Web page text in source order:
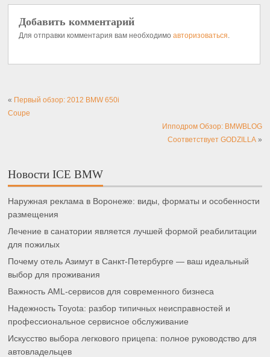
Добавить комментарий
Для отправки комментария вам необходимоавторизоваться
« Первый обзор: 2012 BMW 650i
Coupe
Ипподром Обзор: BMWBLOG
Соответствует GODZILLA»
Новости ICE BMW
Наружная реклама в Воронеже: виды, форматы и особенности
размещения
Лечение в санатории является лучшей формой реабилитации
для пожилых
Почему отель Азимут в Санкт-Петербурге — ваш идеальный
выбор для проживания
Важность AML-сервисов для современного бизнеса
Надежность Toyota: разбор типичных неисправностей и
профессиональное сервисное обслуживание
Искусство выбора легкового прицепа: полное руководство для
автовладельцев